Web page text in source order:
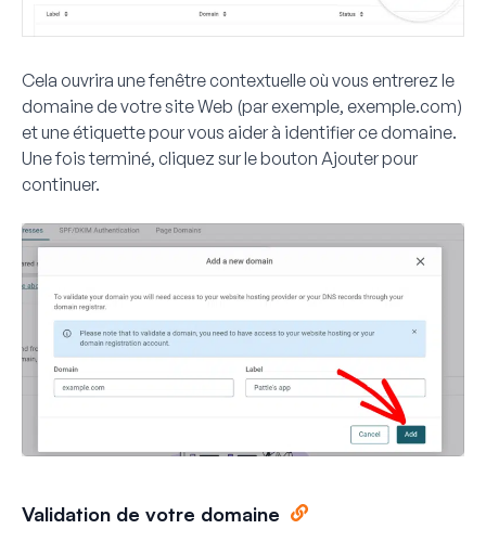
Cela ouvrira une fenêtre contextuelle où vous entrerez le
domaine de votre site Web (par exemple, exemple.com)
et une étiquette pour vous aider à identifier ce domaine.
Une fois terminé, cliquez sur le bouton Ajouterpour
continuer.
Validation de votre domaine